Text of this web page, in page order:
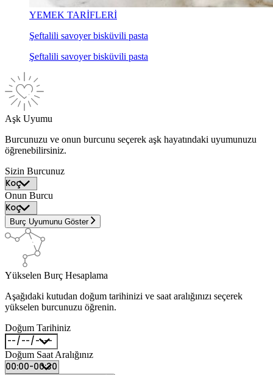
YEMEK TARİFLERİ
Şeftalili savoyer bisküvili pasta
Şeftalili savoyer bisküvili pasta
Aşk Uyumu
Burcunuzu ve onun burcunu seçerek aşk hayatındaki uyumunuzu
öğrenebilirsiniz.
Sizin Burcunuz
Onun Burcu
Burç Uyumunu Göster
Yükselen Burç Hesaplama
Aşağıdaki kutudan doğum tarihinizi ve saat aralığınızı seçerek
yükselen burcunuzu öğrenin.
Doğum Tarihiniz
Doğum Saat Aralığınız